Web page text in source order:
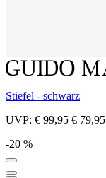
Stiefel - schwarz
UVP: € 99,95 € 79,95
-20 %